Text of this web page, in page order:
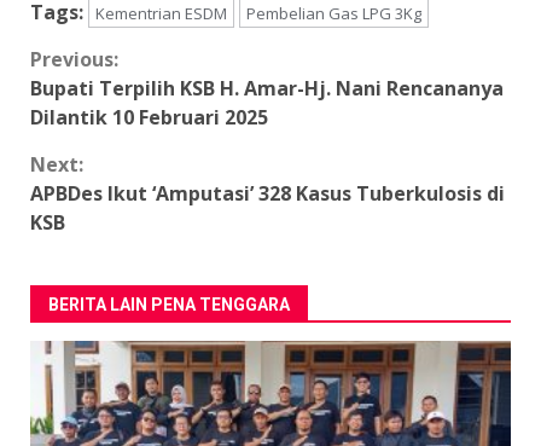
Tags: Kementrian ESDM Pembelian Gas LPG 3Kg
Continue
Reading
Previous:
Bupati Terpilih KSB H. Amar-Hj. Nani Rencananya
Dilantik 10 Februari 2025
Next:
APBDes Ikut ‘Amputasi’ 328 Kasus Tuberkulosis di
KSB
BERITA LAIN PENA TENGGARA